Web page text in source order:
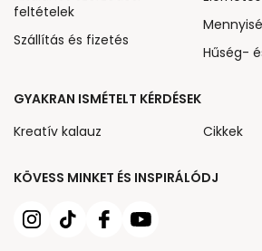
KÖVESS MINKET ÉS INSPIRÁLÓDJ
feltételek
Szállítás és fizetés
Hűség-
GYAKRAN ISMÉTELT KÉRDÉSEK
Kreatív kalauz
Cikkek